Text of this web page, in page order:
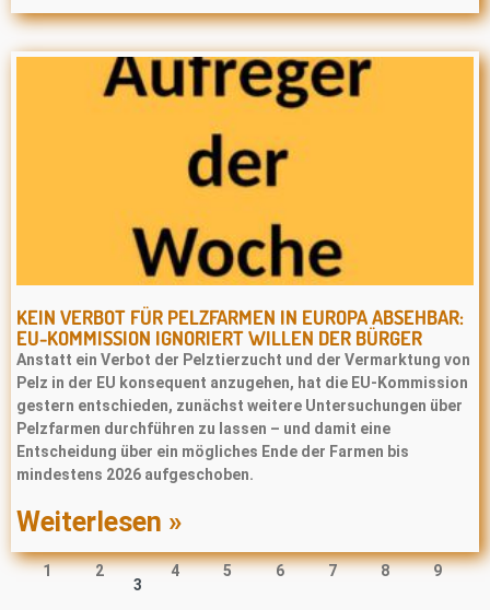
KEIN VERBOT FÜR PELZFARMEN IN EUROPA ABSEHBAR:
EU-KOMMISSION IGNORIERT WILLEN DER BÜRGER
Anstatt ein Verbot der Pelztierzucht und der Vermarktung von
Pelz in der EU konsequent anzugehen, hat die EU-Kommission
gestern entschieden, zunächst weitere Untersuchungen über
Pelzfarmen durchführen zu lassen – und damit eine
Entscheidung über ein mögliches Ende der Farmen bis
mindestens 2026 aufgeschoben.
Weiterlesen »
1
2
3
4 5 6 7 8 9